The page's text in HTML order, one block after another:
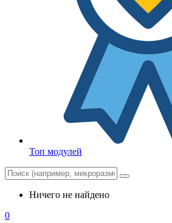
Топ модулей
Ничего не найдено
0